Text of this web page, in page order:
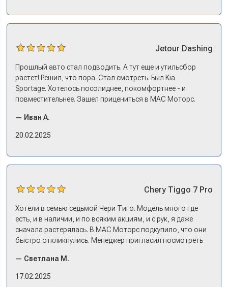
Jetour Dashing
Прошлый авто стал подводить. А тут еще и утильсбор
растет! Решил, что пора. Стал смотреть. Был Kia
Sportage. Хотелось посолиднее, покомфортнее - и
повместительнее. Зашел прицениться в МАС Моторс.
и прям мое! Даже не скажешь, что «китаец». Прям не
вылезая из него и порешали. Спортэйдж в трейд-ин
— Иван А.
20.02.2025
Chery Tiggo 7 Pro
Хотели в семью седьмой Чери Тиго. Модель много где
есть, и в наличии, и по всяким акциям, и с рук, я даже
сначала растерялась. В МАС Моторс подкупило, что они
быстро откликнулись. Менеджер пригласил посмотреть
примериться. Нам тут недалеко, пришли в салон - и в тот
же день купили машину! Неожиданно, но довольны! Все
— Светлана М.
17.02.2025